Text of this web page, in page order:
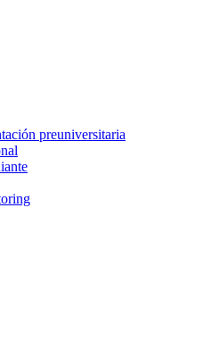
preuniversitaria